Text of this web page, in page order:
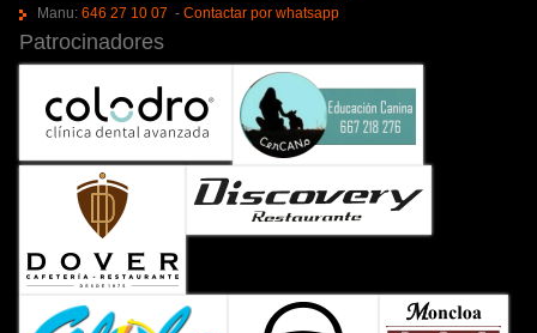
Manu: 646 27 10 07 - Contactar por whatsapp
Patrocinadores